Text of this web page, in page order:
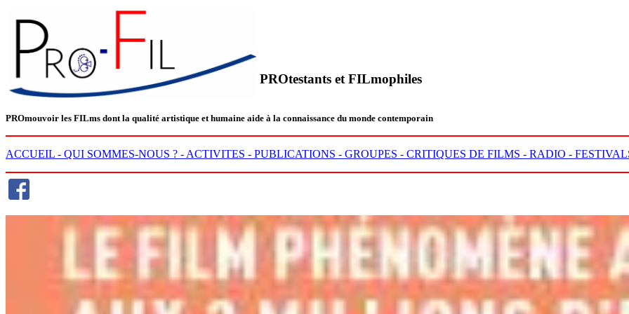
PROtestants et FILmophiles
PROmouvoir les FILms dont la qualité artistique et humaine aide à la connaissance du monde contemporain
ACCUEIL - QUI SOMMES-NOUS ? - ACTIVITES - PUBLICATIONS - GROUPES - CRITIQUES DE FILMS - RADIO -